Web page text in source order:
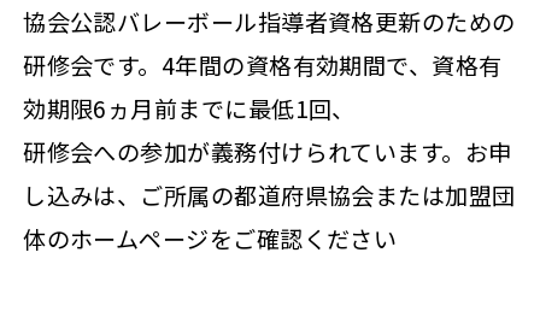
協会公認バレーボール指導者資格更新のための
研修会です。4年間の資格有効期間で、資格有
効期限6ヵ月前までに最低1回、
研修会への参加が義務付けられています。お申
し込みは、ご所属の都道府県協会または加盟団
体のホームページをご確認ください